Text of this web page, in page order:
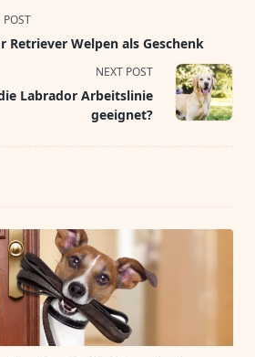
POST
Retriever Welpen als Geschenk
NEXT POST
Labrador Arbeitslinie
geeignet?